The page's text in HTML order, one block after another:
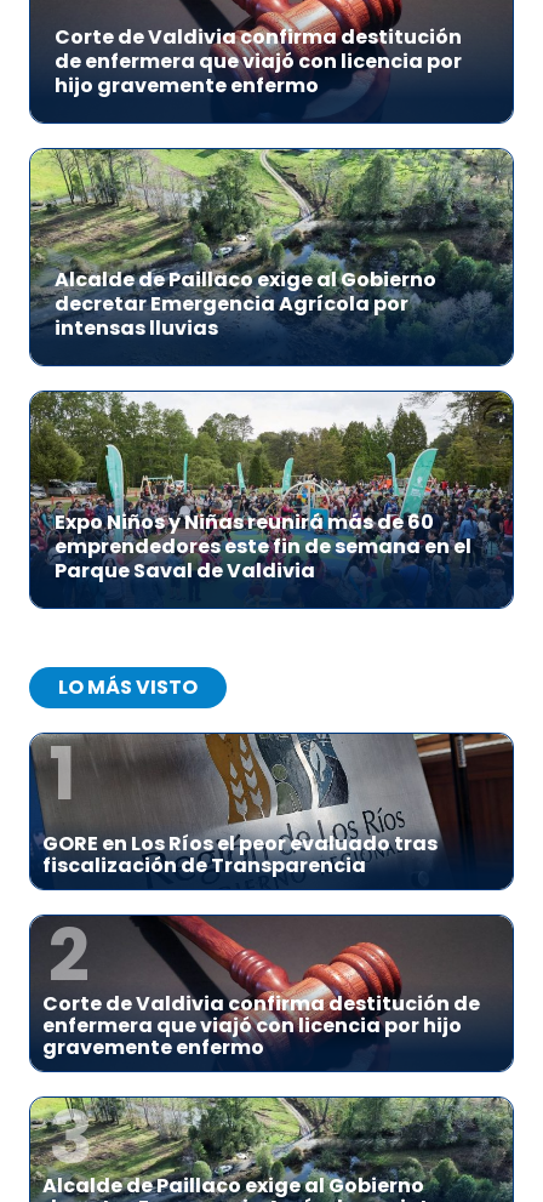
Corte de Valdivia confirma destitución
de enfermera que viajó con licencia por
hijo gravemente enfermo
Alcalde de Paillaco exige al Gobierno
decretar Emergencia Agrícola por
intensas lluvias
Expo Niños y Niñas reunirá más de 60
emprendedores este fin de semana en el
Parque Saval de Valdivia
LO MÁS VISTO
1
GORE en Los Ríos el peor evaluado tras
fiscalización de Transparencia
2
Corte de Valdivia confirma destitución de
enfermera que viajó con licencia por hijo
gravemente enfermo
3
Alcalde de Paillaco exige al Gobierno